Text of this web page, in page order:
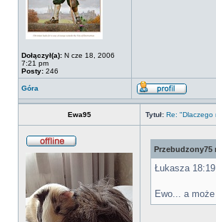
Dołączył(a): N cze 18, 2006
7:21 pm
Posty: 246
Góra
Ewa95 Tytuł: Re: "Dlaczego
Przebudzony75
Łukasza
Ewo... a